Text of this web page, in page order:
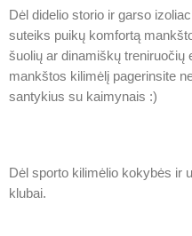
Dėl didelio storio ir garso
suteiks puikų komfortą
šuolių ar dinamiškų treniruočių
mankštos kilimėlį pagerinsite
santykius su kaimynais :)
Dėl sporto kilimėlio kokybės ir
klubai.